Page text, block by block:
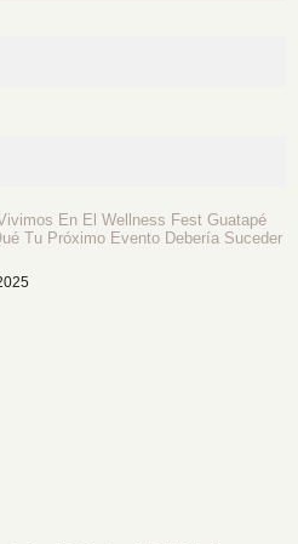
En El Wellness Fest Guatapé
Tu Próximo Evento Debería Suceder